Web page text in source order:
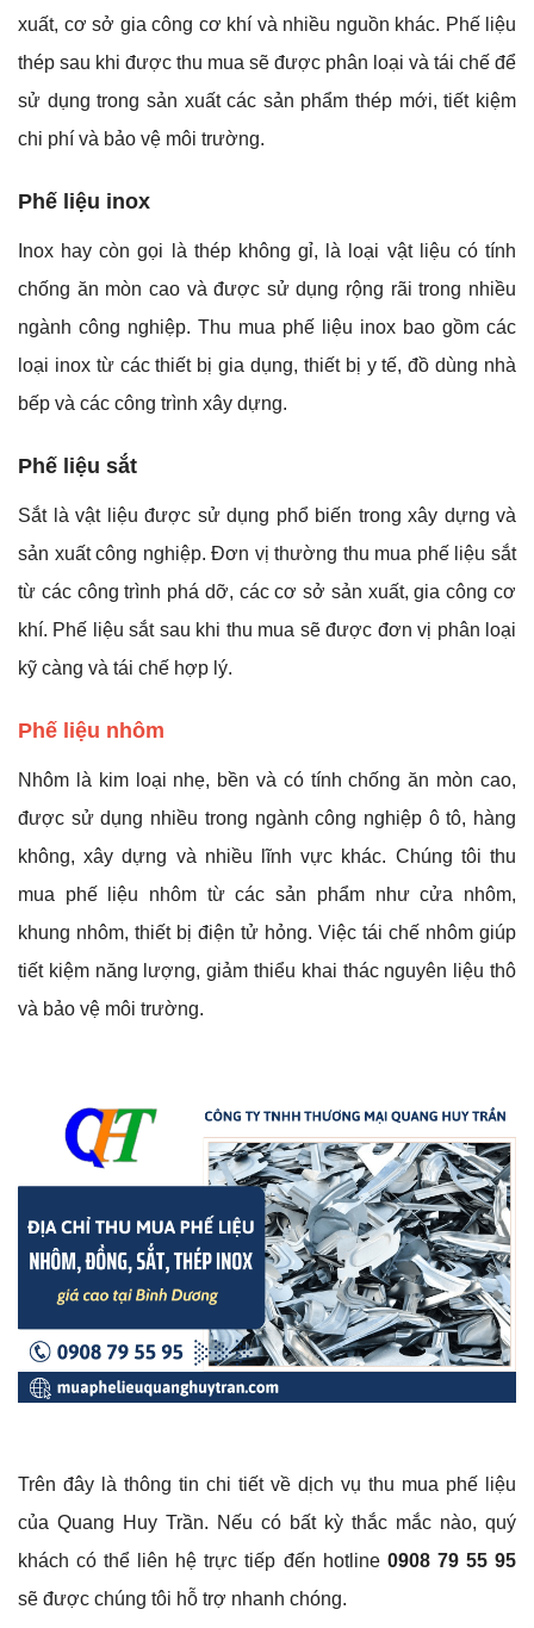
xuất, cơ sở gia công cơ khí và nhiều nguồn khác. Phế liệu
thép sau khi được thu mua sẽ được phân loại và tái chế để
sử dụng trong sản xuất các sản phẩm thép mới, tiết kiệm
chi phí và bảo vệ môi trường.
Phế liệu inox
Inox hay còn gọi là thép không gỉ, là loại vật liệu có tính
chống ăn mòn cao và được sử dụng rộng rãi trong nhiều
ngành công nghiệp. Thu mua phế liệu inox bao gồm các
loại inox từ các thiết bị gia dụng, thiết bị y tế, đồ dùng nhà
bếp và các công trình xây dựng.
Phế liệu sắt
Sắt là vật liệu được sử dụng phổ biến trong xây dựng và
sản xuất công nghiệp. Đơn vị thường thu mua phế liệu sắt
từ các công trình phá dỡ, các cơ sở sản xuất, gia công cơ
khí. Phế liệu sắt sau khi thu mua sẽ được đơn vị phân loại
kỹ càng và tái chế hợp lý.
Phế liệu nhôm
Nhôm là kim loại nhẹ, bền và có tính chống ăn mòn cao,
được sử dụng nhiều trong ngành công nghiệp ô tô, hàng
không, xây dựng và nhiều lĩnh vực khác. Chúng tôi thu
mua phế liệu nhôm từ các sản phẩm như cửa nhôm,
khung nhôm, thiết bị điện tử hỏng. Việc tái chế nhôm giúp
tiết kiệm năng lượng, giảm thiểu khai thác nguyên liệu thô
và bảo vệ môi trường.
Trên đây là thông tin chi tiết về dịch vụ thu mua phế liệu
của Quang Huy Trần. Nếu có bất kỳ thắc mắc nào, quý
khách có thể liên hệ trực tiếp đến hotline0908 79 55 95
sẽ được chúng tôi hỗ trợ nhanh chóng.